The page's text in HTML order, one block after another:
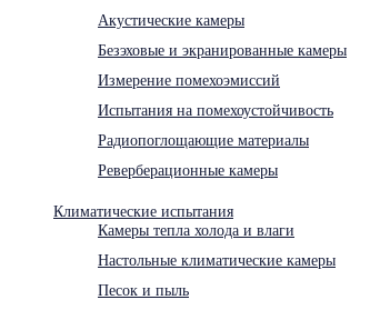
Акустические камеры
Безэховые и экранированные камеры
Измерение помехоэмиссий
Испытания на помехоустойчивость
Радиопоглощающие материалы
Реверберационные камеры
Климатические испытания
Камеры тепла холода и влаги
Настольные климатические камеры
Песок и пыль